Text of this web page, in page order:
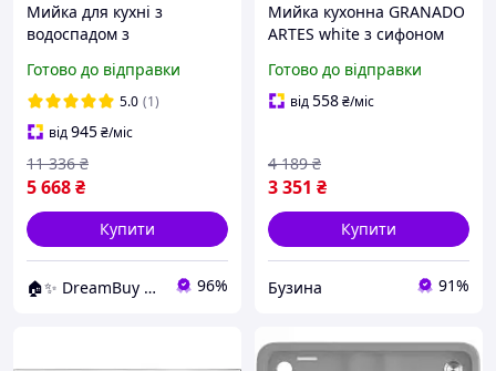
Мийка для кухні з
водоспадом з
із змішувачем та краном
для питної Кухонна мийка
7545
Готово до відправки
5.0 (1)
від945₴/міс
5 668₴
11 336 ₴
Купити
🏠✨ DreamBuy ✨🏠 96%
Мийка кухонна GRANADO
ARTES white з сифоном
Готово до відправки
від558₴/міс
3 351 ₴
4 189 ₴
Купити
Бузина 91%